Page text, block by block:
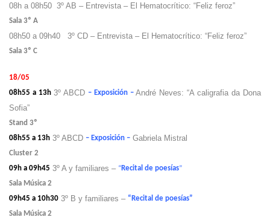
08h a 08h50 3º AB – Entrevista – El Hematocrítico: “Feliz feroz”
Sala 3º A
08h50 a 09h40 3º CD – Entrevista – El Hematocrítico: “Feliz feroz”
Sala 3º C
18/05
08h55 a 13h 3º ABCD – Exposición – André Neves: “A caligrafia da Dona
Sofia”
Stand 3º
08h55 a 13h 3º ABCD – Exposición – Gabriela Mistral
Cluster 2
09h a 09h45 3º A y familiares – “Recital de poesías”
Sala Música 2
09h45 a 10h30 3º B y familiares – “Recital de poesías”
Sala Música 2